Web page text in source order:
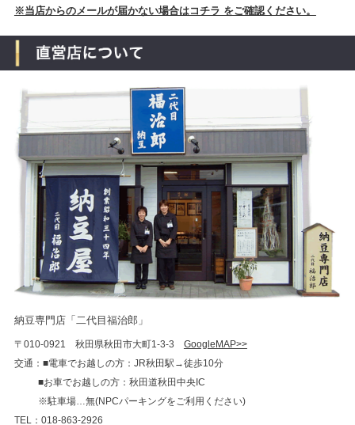
※当店からのメールが届かない場合はコチラ をご確認ください。
納豆専門店「二代目福治郎」
〒010-0921 秋田県秋田市大町1-3-3 GoogleMAP>>
交通：■電車でお越しの方：JR秋田駅→徒歩10分
■お車でお越しの方：秋田道秋田中央IC
※駐車場…無(NPCパーキングをご利用ください)
TEL：018-863-2926